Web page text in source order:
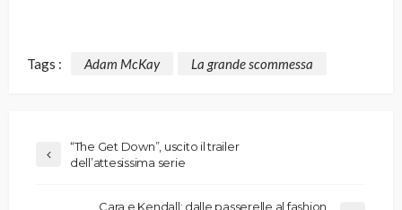
Tags : Adam McKay La grande scommessa
“The Get Down”, uscito il trailer
dell’attesissima serie
Cara e Kendall: dalle passerelle al fashion